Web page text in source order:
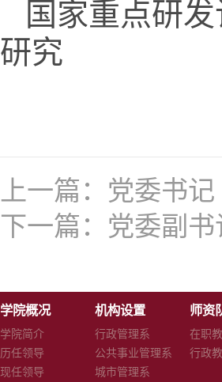
国家重点研
研究
上一篇： 党委书记
下一篇： 党委副
学院概况
学院简介
历任领导
现任领导
机构设置
行政管理系
公共事业管理系
城市管理系
师资
在职
行政